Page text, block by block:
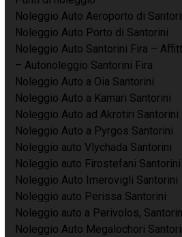
Noleggio Auto Aeroporto di
Noleggio Auto Porto di Santorini
Noleggio Auto Santorini Fira –
– Autonoleggio Santorini Fira
Noleggio Auto a Oia Santorini
Noleggio Auto a Kamari Santorini
Noleggio Auto ad Akrotiri Santorini
Noleggio Auto a Pyrgos Santorini
Noleggio auto Vlychada Santorini
Noleggio auto Firostefani Santorini
Noleggio Auto Imerovigli Santorini
Noleggio auto Perissa Santorini
Noleggio auto a Perivolos,
Noleggio Auto Megalochori